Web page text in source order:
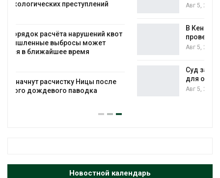
Авг 5, 2026
В Кении противников строительства АЭС
проверяют по статье о терроризме
Авг 5, 2026
Суд запретил использовать крокодилов
для охраны израильской тюрьмы
Авг 5, 2026
Новостной календарь